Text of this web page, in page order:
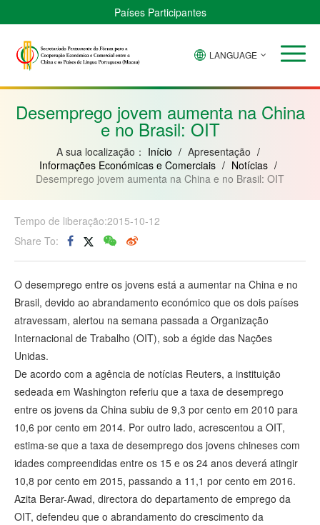
Países Participantes
Verde
Bissau
Guiné
Moçambique
LANGUAGE
Desemprego jovem aumenta na China
e no Brasil: OIT
A sua localização： Início / Apresentação /
Informações Económicas e Comerciais / Notícias /
Desemprego jovem aumenta na China e no Brasil: OIT
Tempo de liberação:2015-10-12
Share To:
O desemprego entre os jovens está a aumentar na China e no
Brasil, devido ao abrandamento económico que os dois países
atravessam, alertou na semana passada a Organização
Internacional de Trabalho (OIT), sob a égide das Nações
Unidas.
De acordo com a agência de notícias Reuters, a instituição
sedeada em Washington referiu que a taxa de desemprego
entre os jovens da China subiu de 9,3 por cento em 2010 para
10,6 por cento em 2014. Por outro lado, acrescentou a OIT,
estima-se que a taxa de desemprego dos jovens chineses com
idades compreendidas entre os 15 e os 24 anos deverá atingir
10,8 por cento em 2015, passando a 11,1 por cento em 2016.
Azita Berar-Awad, directora do departamento de emprego da
OIT, defendeu que o abrandamento do crescimento da